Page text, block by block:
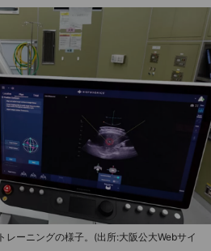
レーニングの様子。(出所:大阪公大Webサイ